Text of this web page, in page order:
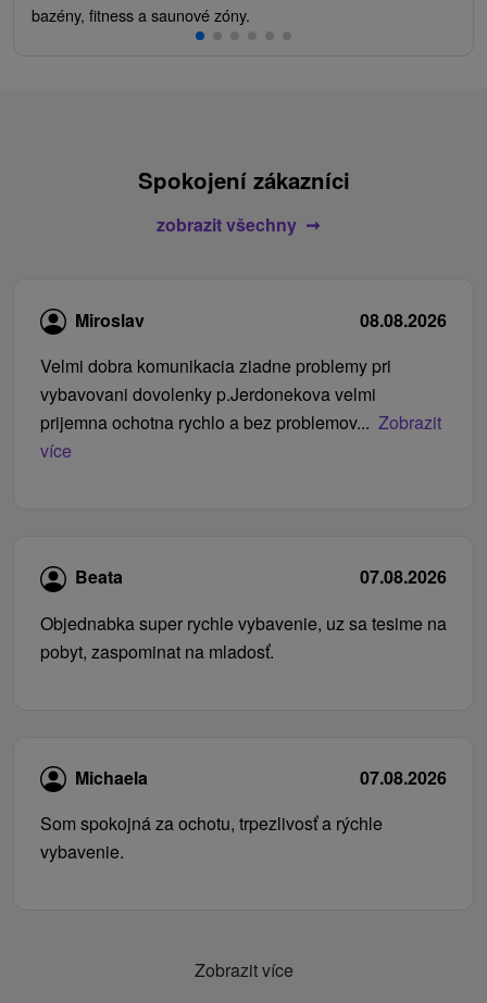
bazény, fitness a saunové zóny.
Spokojení zákazníci
zobrazit všechny
Miroslav
08.08.2026
Velmi dobra komunikacia ziadne problemy pri
vybavovani dovolenky p.Jerdonekova velmi
prijemna ochotna rychlo a bez problemov... Zobrazit
více
Beata
07.08.2026
Objednabka super rychle vybavenie, uz sa tesime na
pobyt, zaspominat na mladosť.
Michaela
07.08.2026
Som spokojná za ochotu, trpezlivosť a rýchle
vybavenie.
Zobrazit více